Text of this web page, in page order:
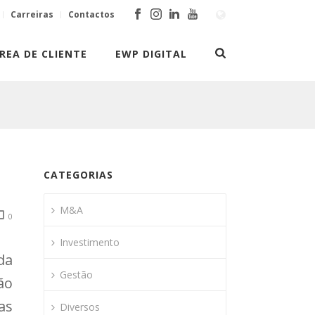
Carreiras Contactos
DE CLIENTE EWP DIGITAL
0
CATEGORIAS
M&A
Investimento
Gestão
Diversos